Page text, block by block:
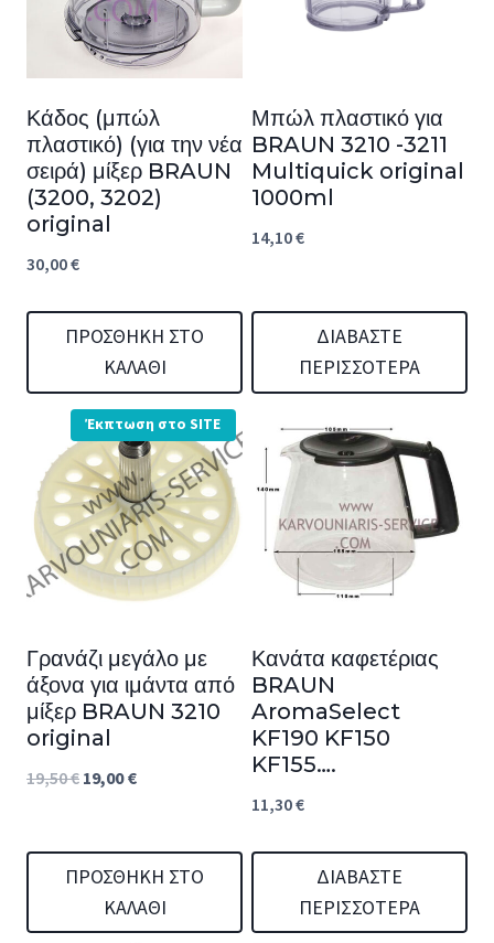
Κάδος (μπώλ
πλαστικό) (για την νέα
σειρά) μίξερ BRAUN
(3200, 3202)
original
30,00€
ΠΡΟΣΘΉΚΗ ΣΤΟ
ΚΑΛΆΘΙ
Μπώλ πλαστικό για
BRAUN 3210 -3211
Multiquick original
1000ml
14,10€
ΔΙΑΒΆΣΤΕ
ΠΕΡΙΣΣΌΤΕΡΑ
Έκπτωση στο SITE
Γρανάζι μεγάλο με
άξονα για ιμάντα από
μίξερ BRAUN 3210
original
19,50€ Original
was:
19,50 €.
19,00€Η
τιμή
είναι:
19,00 €.
ΠΡΟΣΘΉΚΗ ΣΤΟ
ΚΑΛΆΘΙ
Κανάτα καφετέριας
BRAUN
AromaSelect
KF190 KF150
KF155….
11,30€
ΔΙΑΒΆΣΤΕ
ΠΕΡΙΣΣΌΤΕΡΑ